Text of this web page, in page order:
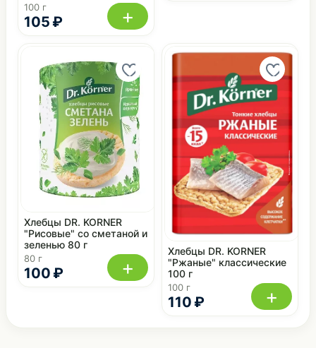
105 ₽
100 г +
100 ₽
Хлебцы DR. KORNER
"Рисовые" со сметаной и
зеленью 80 г
80 г +
110 ₽
Хлебцы DR. KORNER
"Ржаные" классические
100 г
100 г +